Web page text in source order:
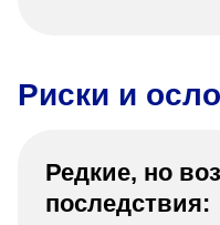
Риски и
Редкие, но
последствия: